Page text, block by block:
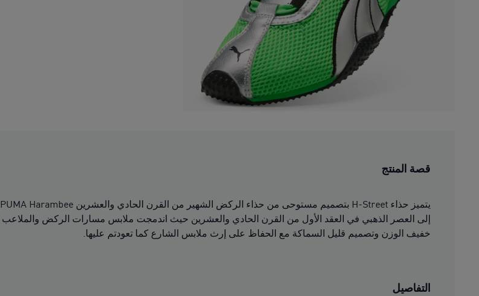
قصة المنتج
خفيف الوزن وتصميم قليل السماكة مع الحفاظ على إرث ملابس الشارع كما تعودتم عليها.
التفاصيل